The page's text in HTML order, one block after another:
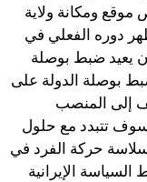
ومكانة ولاية
دوره الفعلي في
يعيد ضبط بوصلة
بوصلة الدولة على
إلى المنصب
سوف تتبدد مع حلول
حركة الفرد في
الإيرانية